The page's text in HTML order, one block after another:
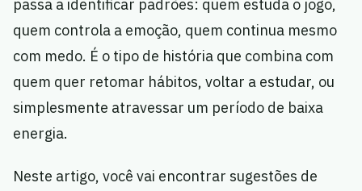
passa a identificar padrões: quem estuda o jogo,
quem controla a emoção, quem continua mesmo
com medo. É o tipo de história que combina com
quem quer retomar hábitos, voltar a estudar, ou
simplesmente atravessar um período de baixa
energia.
Neste artigo, você vai encontrar sugestões de